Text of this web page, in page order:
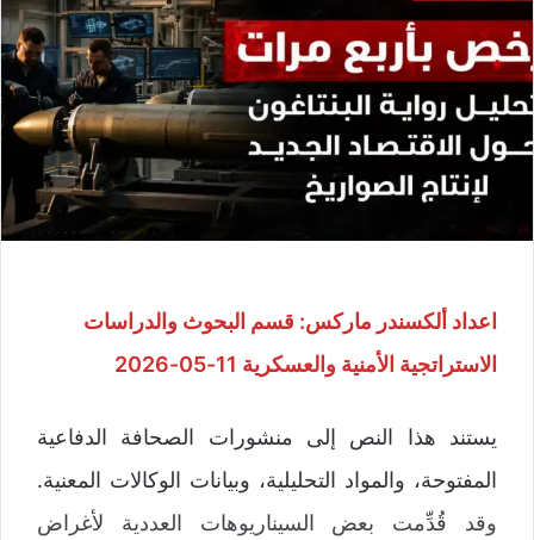
اعداد ألكسندر ماركس: قسم البحوث والدراسات
الاستراتجية الأمنية والعسكرية 11-05-2026
يستند هذا النص إلى منشورات الصحافة الدفاعية
المفتوحة، والمواد التحليلية، وبيانات الوكالات المعنية.
وقد قُدِّمت بعض السيناريوهات العددية لأغراض